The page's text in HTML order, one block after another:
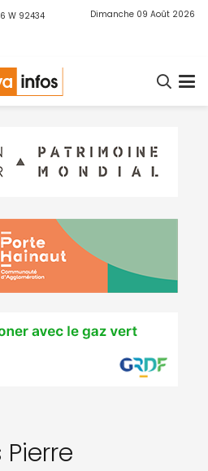
W 92434 Dimanche 09 Août 2026